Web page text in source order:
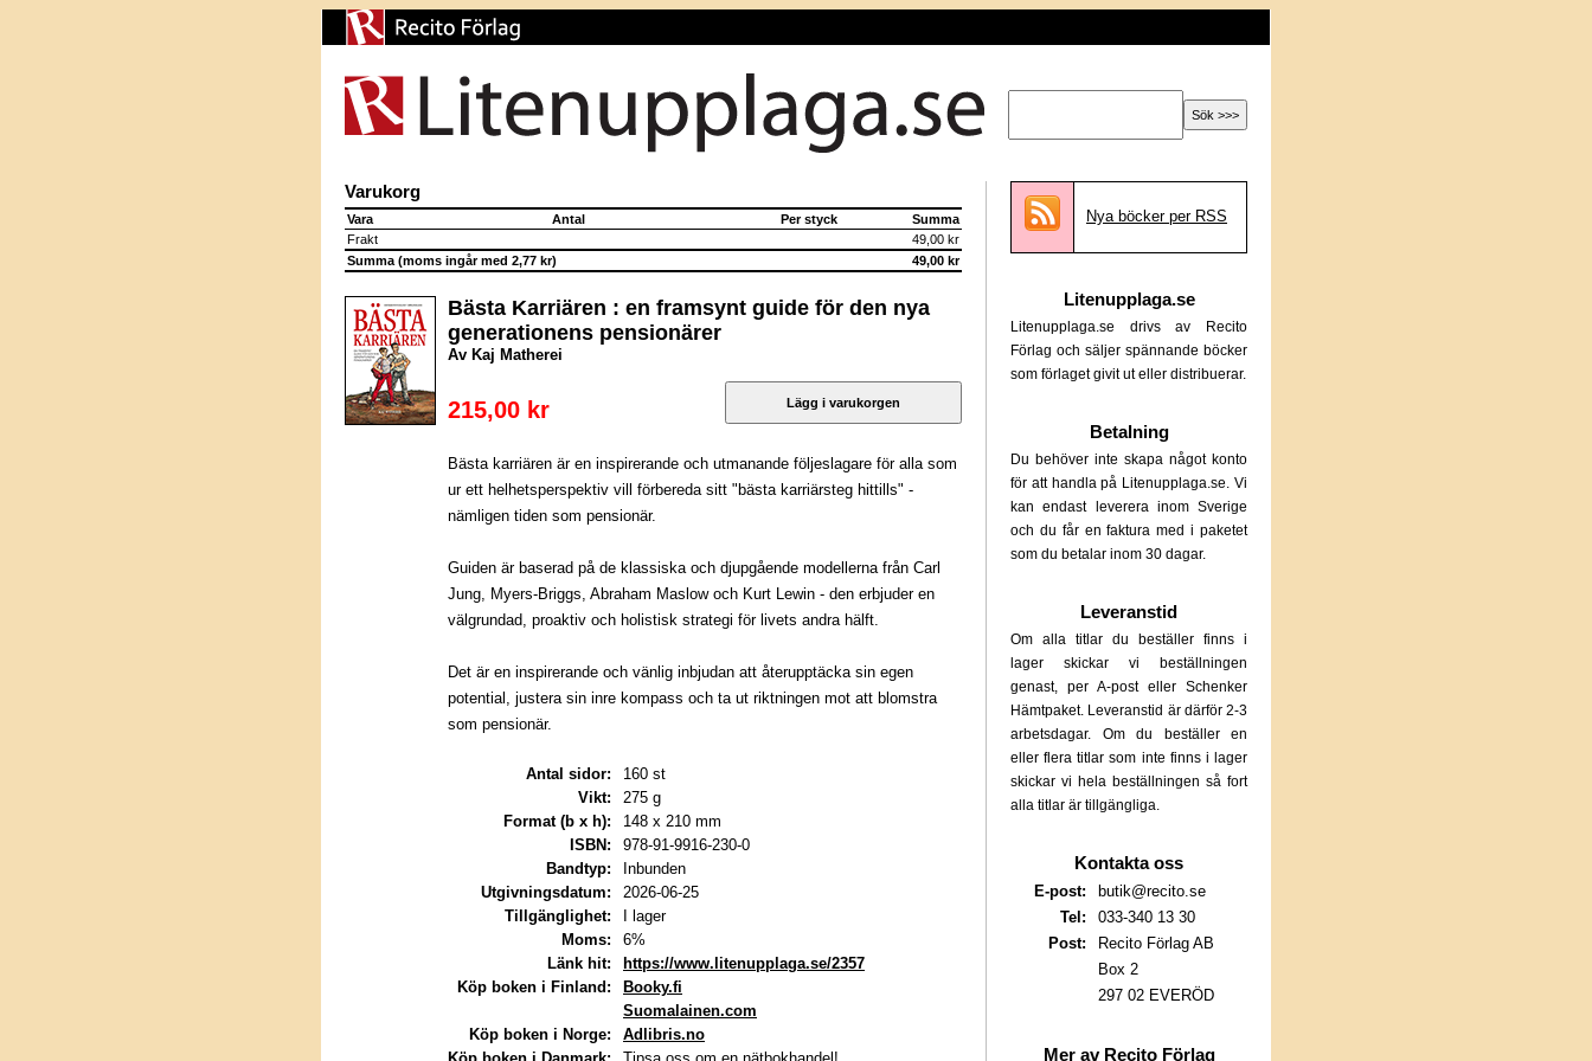
Varukorg
Vara Antal Per styck
Summa
Frakt
49,00 kr
Summa (moms ingår med 2,77 kr)
49,00 kr
Bästa Karriären : en framsynt guide för den nya
generationens pensionärer
Av Kaj Matherei
215,00 kr
Bästa karriären är en inspirerande och utmanande följeslagare för alla som
ur ett helhetsperspektiv vill förbereda sitt "bästa karriärsteg hittills" -
nämligen tiden som pensionär.
Guiden är baserad på de klassiska och djupgående modellerna från Carl
Jung, Myers-Briggs, Abraham Maslow och Kurt Lewin - den erbjuder en
välgrundad, proaktiv och holistisk strategi för livets andra hälft.
Det är en inspirerande och vänlig inbjudan att återupptäcka sin egen
potential, justera sin inre kompass och ta ut riktningen mot att blomstra
som pensionär.
Antal sidor:
160 st
Vikt:
275 g
Format (b x h):
148 x 210 mm
ISBN:
978-91-9916-230-0
Bandtyp:
Inbunden
Utgivningsdatum:
2026-06-25
Tillgänglighet:
I lager
Moms:
6%
Länk hit:
https://www.litenupplaga.se/2357
Köp boken i Finland:
Booky.fi
Suomalainen.com
Köp boken i Norge:
Adlibris.no
Nya böcker per RSS
Litenupplaga.se
Litenupplaga.se drivs av Recito
Förlag och säljer spännande böcker
som förlaget givit ut eller distribuerar.
Betalning
Du behöver inte skapa något konto
för att handla på Litenupplaga.se. Vi
kan endast leverera inom Sverige
och du får en faktura med i paketet
som du betalar inom 30 dagar.
Leveranstid
Om alla titlar du beställer finns i
lager skickar vi beställningen
genast, per A-post eller Schenker
Hämtpaket. Leveranstid är därför 2-3
arbetsdagar. Om du beställer en
eller flera titlar som inte finns i lager
skickar vi hela beställningen så fort
alla titlar är tillgängliga.
Kontakta oss
E-post:
butik@recito.se
Tel:
033-340 13 30
Post:
Recito Förlag AB
Box 2
297 02 EVERÖD
Mer av Recito Förlag